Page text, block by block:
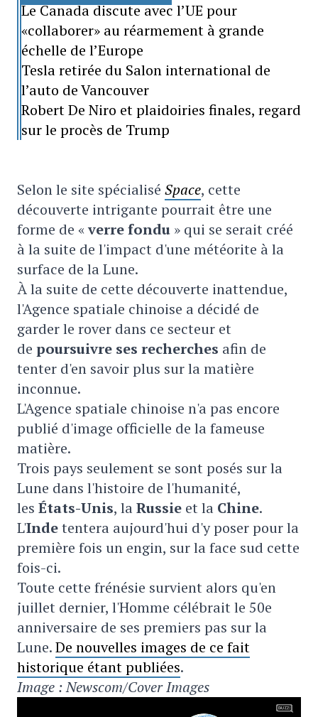
Le Canada discute avec l’UE pour
«collaborer» au réarmement à grande
échelle de l’Europe
Tesla retirée du Salon international de
l’auto de Vancouver
Robert De Niro et plaidoiries finales, regard
sur le procès de Trump
Selon le site spécialisé Space, cette
découverte intrigante pourrait être une
forme de «verre fondu » qui se serait créé
à la suite de l'impact d'une météorite à la
surface de la Lune.
À la suite de cette découverte inattendue,
l'Agence spatiale chinoise a décidé de
garder le rover dans ce secteur et
de poursuivre ses recherches afin de
tenter d'en savoir plus sur la matière
inconnue.
L'Agence spatiale chinoise n'a pas encore
publié d'image officielle de la fameuse
matière.
Trois pays seulement se sont posés sur la
Lune dans l'histoire de l'humanité,
les États-Unis, laRussie et la Chine.
L'Indetentera aujourd'hui d'y poser pour la
première fois un engin, sur la face sud cette
fois-ci.
Toute cette frénésie survient alors qu'en
juillet dernier, l'Homme célébrait le 50e
anniversaire de ses premiers pas sur la
Lune.De nouvelles images de ce fait
historique étant publiées.
Image : Newscom/Cover Images